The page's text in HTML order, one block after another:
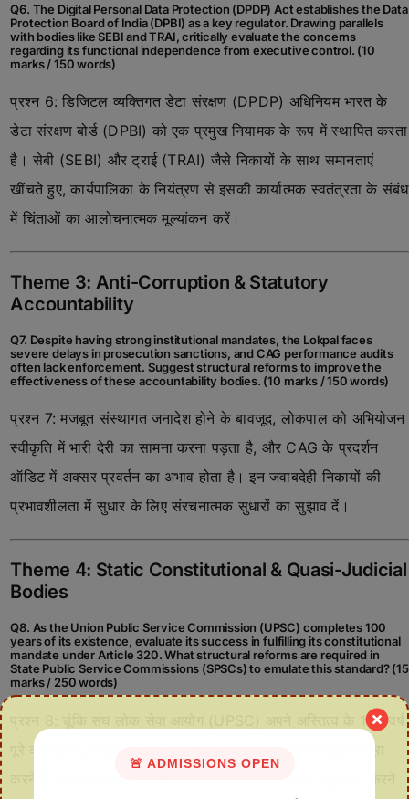
Q6. The Digital Personal Data Protection (DPDP) Act establishes the Data
Protection Board of India (DPBI) as a key regulator. Drawing parallels
with bodies like SEBI and TRAI, critically evaluate the concerns
regarding its functional independence from executive control. (10
marks / 150 words)
प्रश्न 6: डिजिटल व्यक्तिगत डेटा संरक्षण (DPDP) अधिनियम भारत के
डेटा संरक्षण बोर्ड (DPBI) को एक प्रमुख नियामक के रूप में स्थापित करता
है। सेबी (SEBI) और ट्राई (TRAI) जैसे निकायों के साथ समानताएं
खींचते हुए, कार्यपालिका के नियंत्रण से इसकी कार्यात्मक स्वतंत्रता के संबंध
में चिंताओं का आलोचनात्मक मूल्यांकन करें।
Theme 3: Anti-Corruption & Statutory
Accountability
Q7. Despite having strong institutional mandates, the Lokpal faces
severe delays in prosecution sanctions, and CAG performance audits
often lack enforcement. Suggest structural reforms to improve the
effectiveness of these accountability bodies. (10 marks / 150 words)
प्रश्न 7: मजबूत संस्थागत जनादेश होने के बावजूद, लोकपाल को अभियोजन
स्वीकृति में भारी देरी का सामना करना पड़ता है, और CAG के प्रदर्शन
ऑडिट में अक्सर प्रवर्तन का अभाव होता है। इन जवाबदेही निकायों की
प्रभावशीलता में सुधार के लिए संरचनात्मक सुधारों का सुझाव दें।
Theme 4: Static Constitutional & Quasi-Judicial
Bodies
Q8. As the Union Public Service Commission (UPSC) completes 100
years of its existence, evaluate its success in fulfilling its constitutional
mandate under Article 320. What structural reforms are required in
State Public Service Commissions (SPSCs) to emulate this standard? (15
marks / 250 words)
प्रश्न 8: चूंकि संघ लोक सेवा आयोग (UPSC) अपने अस्तित्व के 100 वर्ष
पूरे कर रहा है, अनुच्छेद 320 के तहत अपने संवैधानिक जनादेश को पूरा
🚨 ADMISSIONS OPEN